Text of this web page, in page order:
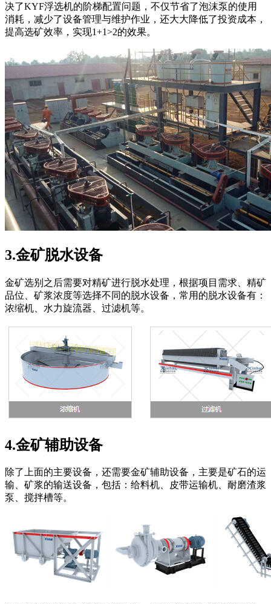
决了KYF浮选机的阶梯配置问题，不仅节省了泡沫泵的使用
消耗，减少了设备管理与维护作业，还大大降低了投资成本，
提高选矿效率，实现1+1>2的效果。
3.金矿脱水设备
金矿选别之后需要对精矿进行脱水处理，根据项目需求、精矿
品位、矿浆浓度等选择不同的脱水设备，常用的脱水设备有：
浓缩机、水力旋流器、过滤机等。
4.金矿辅助设备
除了上面的主要设备，还需要金矿辅助设备，主要是矿石的运
输、矿浆的输送设备，包括：给料机、皮带运输机、耐磨渣浆
泵、搅拌槽等。